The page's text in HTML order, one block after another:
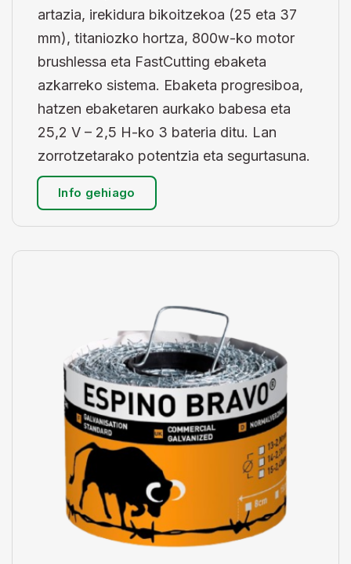
artazia, irekidura bikoitzekoa (25 eta 37
mm), titaniozko hortza, 800w-ko motor
brushlessa eta FastCutting ebaketa
azkarreko sistema. Ebaketa progresiboa,
hatzen ebaketaren aurkako babesa eta
25,2 V – 2,5 H-ko 3 bateria ditu. Lan
zorrotzetarako potentzia eta segurtasuna.
Info gehiago